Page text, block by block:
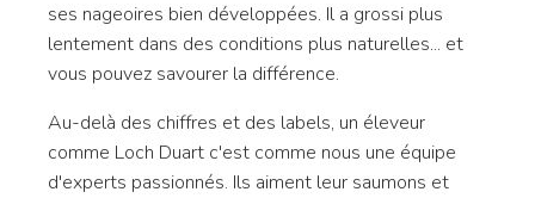
ses nageoires bien développées. Il a grossi plus
lentement dans des conditions plus naturelles... et
vous pouvez savourer la différence.
Au-delà des chiffres et des labels, un éleveur
comme Loch Duart c'est comme nous une équipe
d'experts passionnés. Ils aiment leur saumons et